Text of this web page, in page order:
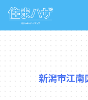
新潟市江南